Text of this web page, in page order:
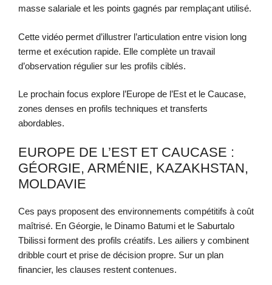
masse salariale et les points gagnés par remplaçant utilisé.
Cette vidéo permet d’illustrer l’articulation entre vision long
terme et exécution rapide. Elle complète un travail
d’observation régulier sur les profils ciblés.
Le prochain focus explore l’Europe de l’Est et le Caucase,
zones denses en profils techniques et transferts
abordables.
EUROPE DE L’EST ET CAUCASE :
GÉORGIE, ARMÉNIE, KAZAKHSTAN,
MOLDAVIE
Ces pays proposent des environnements compétitifs à coût
maîtrisé. En Géorgie, le Dinamo Batumi et le Saburtalo
Tbilissi forment des profils créatifs. Les ailiers y combinent
dribble court et prise de décision propre. Sur un plan
financier, les clauses restent contenues.